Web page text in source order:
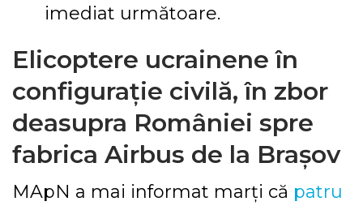
imediat următoare.
Elicoptere ucrainene în
configurație civilă, în zbor
deasupra României spre
fabrica Airbus de la Brașov
MApN a mai informat marți că patru